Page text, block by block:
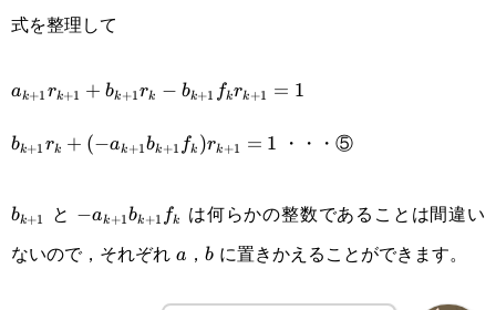
式を整理して
a_{k+1}r_{k+1}+b_{k+1}r_k-
ak+1 rk+1 + bk+1rk − bk+1 fkrk+1 = 1
b_{k+1}r_k+(-
bk+1 rk + (−ak+1bk+1 fk )rk+1 = 1 ・・・⑤
b_{k+1}
bk+1 と −ak+1bk+1 fk
は何らかの整数であることは間違い
ないので，それぞれ a
a ， b
b に置きかえることができます。